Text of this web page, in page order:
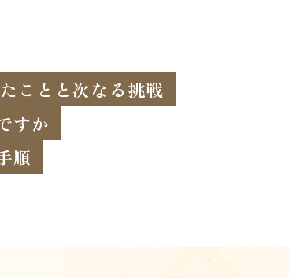
ことと次なる挑戦
すか
順